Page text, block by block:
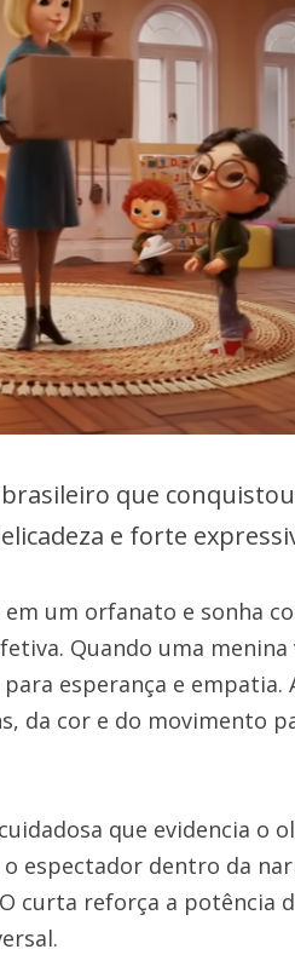
que
e forte
um orfanato e sonha
Quando uma
esperança e empatia.
da cor e do movimento
que evidencia o
espectador dentro da
curta reforça a potência